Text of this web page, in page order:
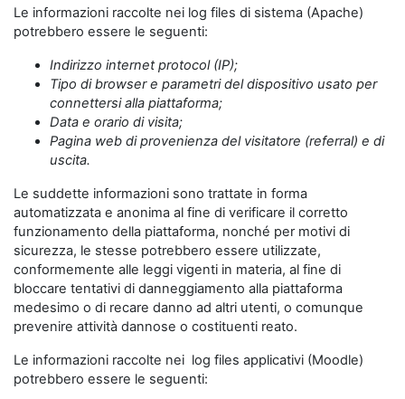
Le informazioni raccolte nei log files di sistema (Apache)
potrebbero essere le seguenti:
Indirizzo internet protocol (IP);
Tipo di browser e parametri del dispositivo usato per
connettersi alla piattaforma;
Data e orario di visita;
Pagina web di provenienza del visitatore (referral) e di
uscita.
Le suddette informazioni sono trattate in forma
automatizzata e anonima al fine di verificare il corretto
funzionamento della piattaforma, nonché per motivi di
sicurezza, le stesse potrebbero essere utilizzate,
conformemente alle leggi vigenti in materia, al fine di
bloccare tentativi di danneggiamento alla piattaforma
medesimo o di recare danno ad altri utenti, o comunque
prevenire attività dannose o costituenti reato.
Le informazioni raccolte nei log files applicativi (Moodle)
potrebbero essere le seguenti: